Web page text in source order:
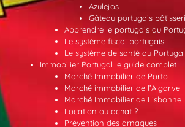
Azulejos
Gâteau portugais
Apprendre le portugais du
Le système fiscal portugais
Le système de santé au Portugal
Immobilier Portugal le guide complet
Marché Immobilier de Porto
Marché immobilier de l’Algarve
Marché Immobilier de Lisbonne
Location ou achat ?
Prévention des arnaques